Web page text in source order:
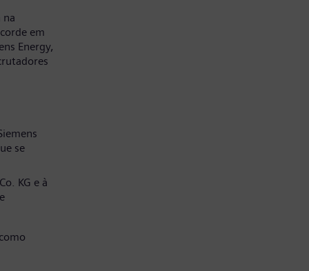
na
em
Energy,
se
KG e à